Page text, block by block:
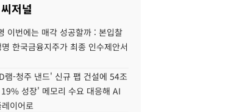
씨저널
이번에는 매각 성공할까 : 본입찰
한국금융지주가 최종 인수제안서
램-청주 낸드' 신규 팹 건설에 54조
성장' 메모리 수요 대응해 AI
이어로